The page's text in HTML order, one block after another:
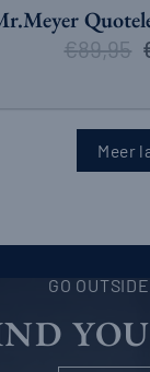
€89,95
Meer
GO